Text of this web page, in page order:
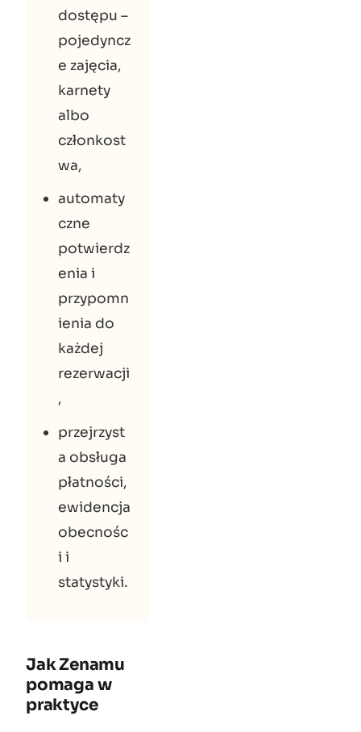
dostępu –
pojedyncz
e zajęcia,
karnety
albo
członkost
wa,
automaty
czne
potwierdz
enia i
przypomn
ienia do
każdej
rezerwacji
,
przejrzyst
a obsługa
płatności,
ewidencja
obecnośc
i i
statystyki.
Jak Zenamu
pomaga w
praktyce